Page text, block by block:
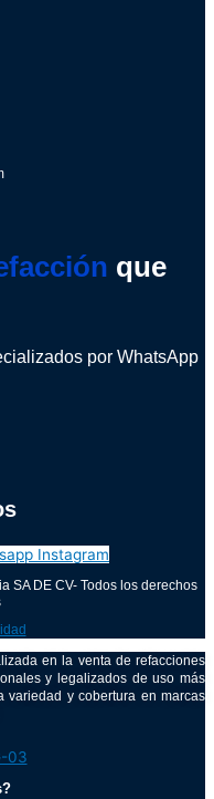
que
por WhatsApp
Instagram
SA DE CV- Todos los derechos
en la venta de refacciones
y legalizados de uso más
variedad y cobertura en marcas